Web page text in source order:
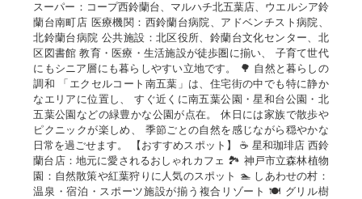
スーパー：コープ西鈴蘭台、マルハチ北五葉店、ウエルシア鈴
蘭台南町店 医療機関：西鈴蘭台病院、アドベンチスト病院、
北鈴蘭台病院 公共施設：北区役所、鈴蘭台文化センター、北
区図書館 教育・医療・生活施設が徒歩圏に揃い、 子育て世代
にもシニア層にも暮らしやすい立地です。 🌳 自然と暮らしの
調和 「エクセルコート南五葉」は、住宅街の中でも特に静か
なエリアに位置し、 すぐ近くに南五葉公園・星和台公園・北
五葉公園などの緑豊かな公園が点在。 休日には家族で散歩や
ピクニックが楽しめ、 季節ごとの自然を感じながら穏やかな
日常を過ごせます。 【おすすめスポット】 ☕ 星和珈琲店 西鈴
蘭台店：地元に愛されるおしゃれカフェ 🏞️ 神戸市立森林植物
園：自然散策や紅葉狩りに人気のスポット 🏊 しあわせの村：
温泉・宿泊・スポーツ施設が揃う複合リゾート 🍽️ グリル樹